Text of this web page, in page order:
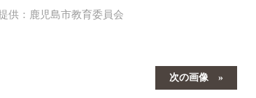
供：鹿児島市教育委員会
次の画像